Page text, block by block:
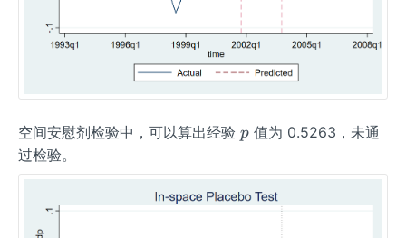
空间安慰剂检验中，可以算出经验 p
p 值为 0.5263，未通
过检验。